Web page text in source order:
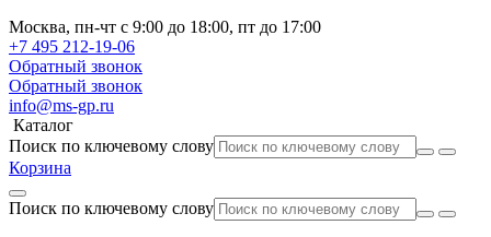
Москва, пн-чт с 9:00 до 18:00, пт до 17:00
+7 495 212-19-06
Обратный звонок
Обратный звонок
info@ms-gp.ru
Каталог
Поиск по ключевому слову
Корзина
Поиск по ключевому слову